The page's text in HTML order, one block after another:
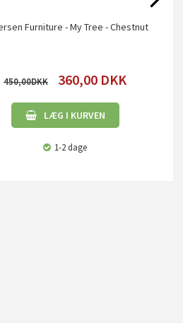
Furniture - My Tree - Chestnut
450,00 360,00 DKK
LÆG I KURVEN
1-2 dage